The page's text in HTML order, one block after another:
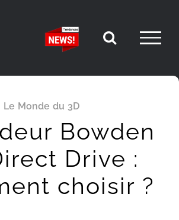
Le Monde du 3D
Bowden
Drive :
choisir ?